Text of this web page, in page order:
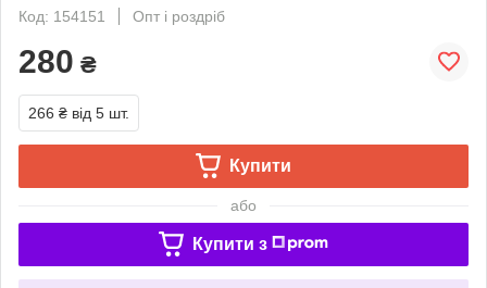
Код: 154151
Опт і роздріб
280 ₴
266 ₴ від 5 шт.
Купити
або
Купити з